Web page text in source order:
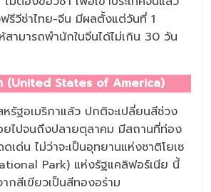
รีวีซ่าไทย-จีน มีผลตั้งแต่วันที่ 1
ามารถพำนักในจีนได้ไม่เกิน 30 วัน
(United States of America)
รัฐอเมริกาแล้ว ปกติจะเปลี่ยนสีช่วง
ยไปจนถึงปลายตุลาคม มีสถานที่ท่อง
เด่น ไม่ว่าจะเป็นอุทยานแห่งชาติโยเซ
Park) แห่งรัฐแคลิฟอร์เนีย นี้
ากสีเขียวเป็นสีทองอร่าม